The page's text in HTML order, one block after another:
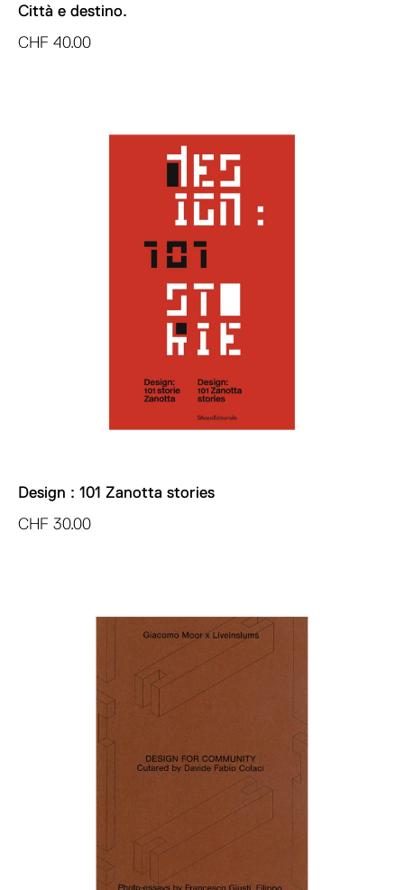
Città e destino.
CHF 40.00
Design : 101 Zanotta stories
CHF 30.00